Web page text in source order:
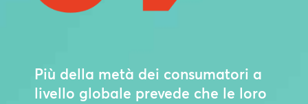
Più della metà dei consumatori a
livello globale prevede che le loro